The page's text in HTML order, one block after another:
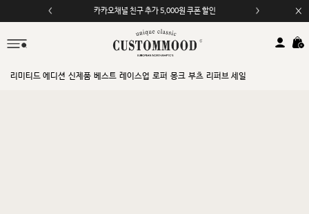
카카오채널 친구 추가 5,000원 쿠폰 할인
모바일 앱 자동 2,000원 할인
리미티드 에디션 신제품 베스트 레이스업 로퍼 몽크 부츠 리퍼브 세일